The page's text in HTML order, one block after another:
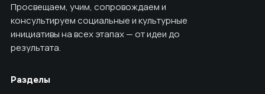
Просвещаем, учим, сопровождаем и
консультируем социальные и культурные
инициативы на всех этапах — от идеи до
результата.
Разделы